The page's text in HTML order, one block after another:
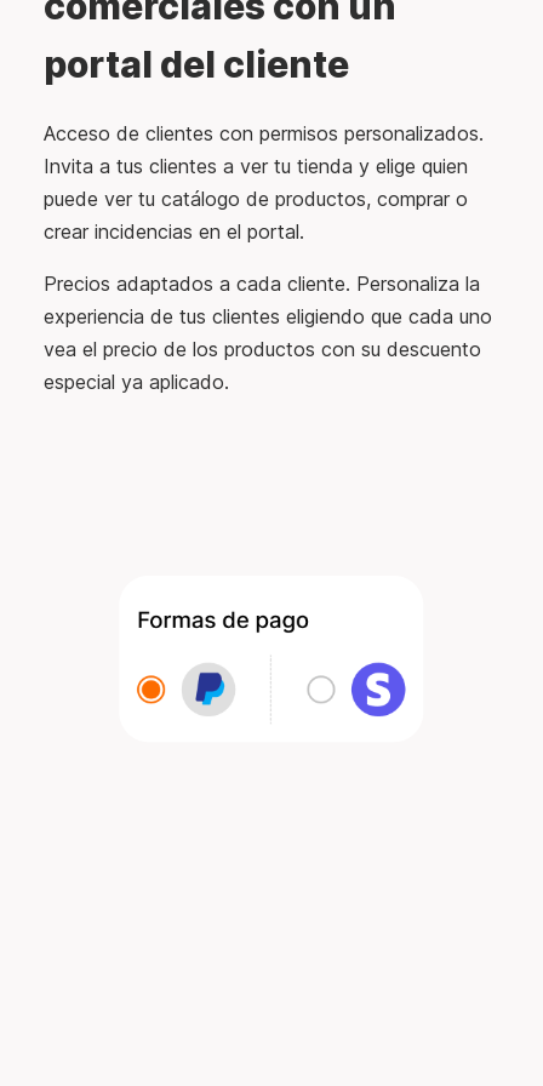
portal del cliente
Acceso de clientes con permisos personalizados.
Invita a tus clientes a ver tu tienda y elige quien
puede ver tu catálogo de productos, comprar o
crear incidencias en el portal.
Precios adaptados a cada cliente. Personaliza la
experiencia de tus clientes eligiendo que cada uno
vea el precio de los productos con su descuento
especial ya aplicado.